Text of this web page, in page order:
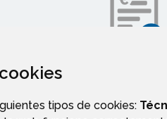
tipos de cookies: